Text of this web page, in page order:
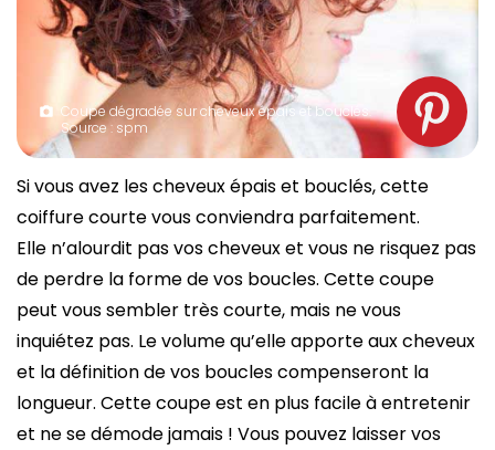
Coupe dégradée sur cheveux épais et bouclés.
Source : spm
Si vous avez les cheveux épais et bouclés, cette
coiffure courte vous conviendra parfaitement.
Elle n’alourdit pas vos cheveux et vous ne risquez pas
de perdre la forme de vos boucles. Cette coupe
peut vous sembler très courte, mais ne vous
inquiétez pas. Le volume qu’elle apporte aux cheveux
et la définition de vos boucles compenseront la
longueur. Cette coupe est en plus facile à entretenir
et ne se démode jamais ! Vous pouvez laisser vos